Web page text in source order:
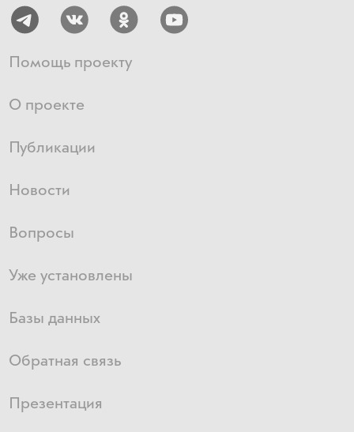
Помощь проекту
О проекте
Публикации
Новости
Вопросы
Уже установлены
Базы данных
Обратная связь
Презентация